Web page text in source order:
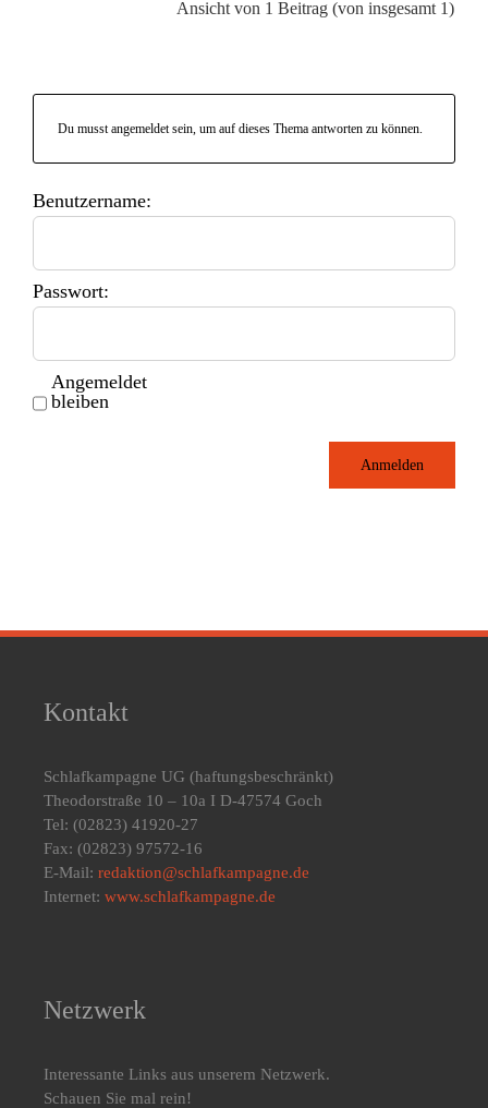
Ansicht von 1 Beitrag (von insgesamt 1)
Du musst angemeldet sein, um auf dieses Thema antworten zu können.
Benutzername:
Passwort:
Angemeldet
bleiben
Anmelden
Kontakt
Schlafkampagne UG (haftungsbeschränkt)
Theodorstraße 10 – 10a I D-47574 Goch
Tel: (02823) 41920-27
Fax: (02823) 97572-16
E-Mail: redaktion@schlafkampagne.de
Internet: www.schlafkampagne.de
Netzwerk
Interessante Links aus unserem Netzwerk.
Schauen Sie mal rein!